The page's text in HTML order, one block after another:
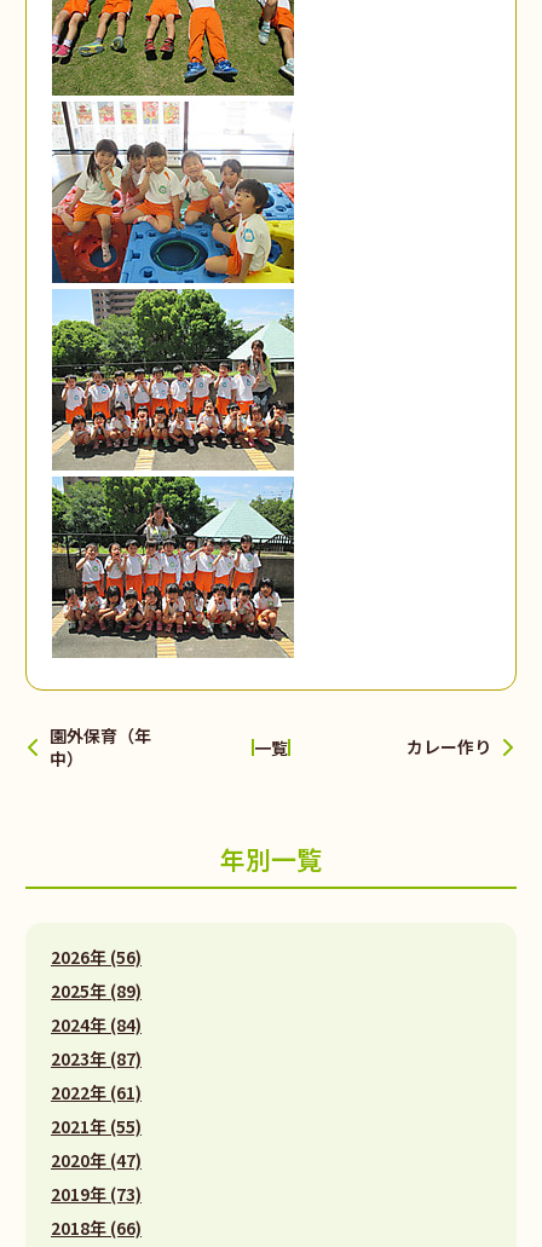
園外保育（年
中）
一覧 カレー作り
年別一覧
2026年 (56)
2025年 (89)
2024年 (84)
2023年 (87)
2022年 (61)
2021年 (55)
2020年 (47)
2019年 (73)
2018年 (66)